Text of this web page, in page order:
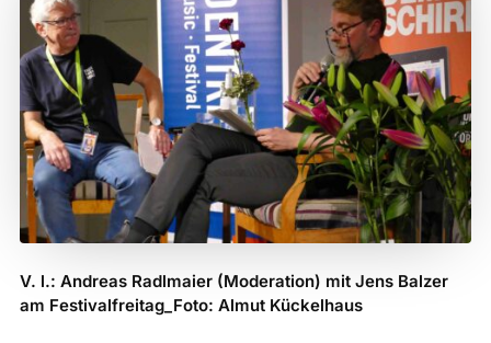
V. l.: Andreas Radlmaier (Moderation) mit Jens Balzer
am Festivalfreitag_Foto: Almut Kückelhaus